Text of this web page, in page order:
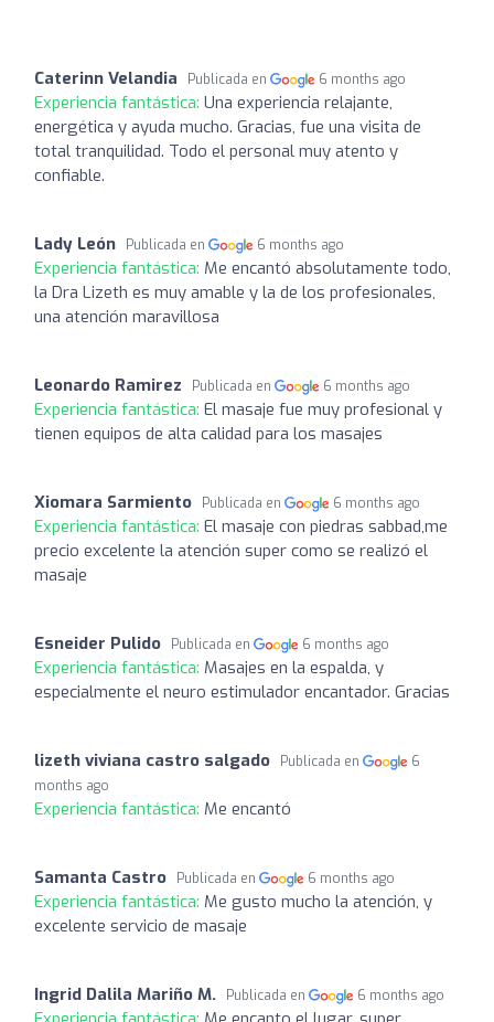
Caterinn Velandia Publicada en 6 months ago
Experiencia fantástica: Una experiencia relajante,
energética y ayuda mucho. Gracias, fue una visita de
total tranquilidad. Todo el personal muy atento y
confiable.
Lady León Publicada en 6 months ago
Experiencia fantástica: Me encantó absolutamente todo,
la Dra Lizeth es muy amable y la de los profesionales,
una atención maravillosa
Leonardo Ramirez Publicada en 6 months ago
Experiencia fantástica: El masaje fue muy profesional y
tienen equipos de alta calidad para los masajes
Xiomara Sarmiento Publicada en 6 months ago
Experiencia fantástica: El masaje con piedras sabbad,me
precio excelente la atención super como se realizó el
masaje
Esneider Pulido Publicada en 6 months ago
Experiencia fantástica: Masajes en la espalda, y
especialmente el neuro estimulador encantador. Gracias
lizeth viviana castro salgado Publicada en
6
months ago
Experiencia fantástica: Me encantó
Samanta Castro Publicada en 6 months ago
Experiencia fantástica: Me gusto mucho la atención, y
excelente servicio de masaje
Ingrid Dalila Mariño M. Publicada en 6 months ago